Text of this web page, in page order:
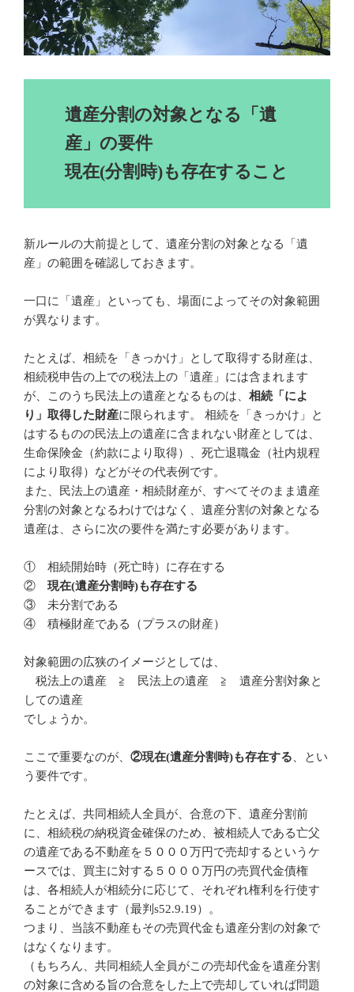
遺産分割の対象となる「遺
産」の要件
現在(分割時)も存在すること
新ルールの大前提として、遺産分割の対象となる「遺
産」の範囲を確認しておきます。
一口に「遺産」といっても、場面によってその対象範囲
が異なります。
たとえば、相続を「きっかけ」として取得する財産は、
相続税申告の上での税法上の「遺産」には含まれます
が、このうち民法上の遺産となるものは、 相続「によ
り」取得した財産に限られます。 相続を「きっかけ」と
はするものの民法上の遺産に含まれない財産としては、
生命保険金（約款により取得）、死亡退職金（社内規程
により取得）などがその代表例です。
また、民法上の遺産・相続財産が、すべてそのまま遺産
分割の対象となるわけではなく、遺産分割の対象となる
遺産は、さらに次の要件を満たす必要があります。
① 相続開始時（死亡時）に存在する
② 現在(遺産分割時)も存在する
③ 未分割である
④ 積極財産である（プラスの財産）
対象範囲の広狭のイメージとしては、
税法上の遺産 ≧ 民法上の遺産 ≧ 遺産分割対象と
しての遺産
でしょうか。
ここで重要なのが、 ②現在(遺産分割時)も存在する 、とい
う要件です。
たとえば、共同相続人全員が、合意の下、遺産分割前
に、相続税の納税資金確保のため、被相続人である亡父
の遺産である不動産を５０００万円で売却するというケ
ースでは、買主に対する５０００万円の売買代金債権
は、各相続人が相続分に応じて、それぞれ権利を行使す
ることができます（最判s52.9.19）。
つまり、当該不動産もその売買代金も遺産分割の対象で
はなくなります。
（もちろん、共同相続人全員がこの売却代金を遺産分割
の対象に含める旨の合意をした上で売却していれば問題